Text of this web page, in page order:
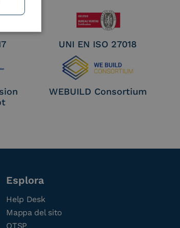
UNI EN ISO 27018
WEBUILD Consortium
Esplora
Help Desk
Mappa del sito
QTSP